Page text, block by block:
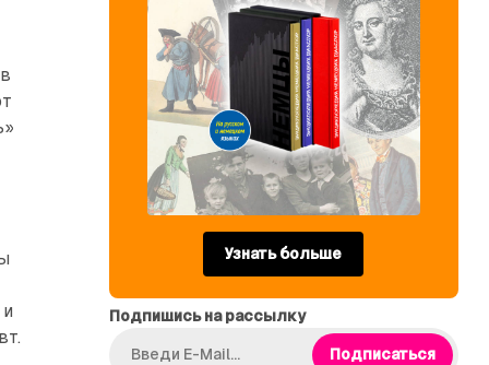
Узнать больше
Подпишись на рассылку
Подписаться